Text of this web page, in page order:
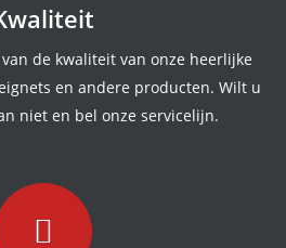
de kwaliteit van onze heerlijke
en andere producten. Wilt u
niet en bel onze servicelijn.